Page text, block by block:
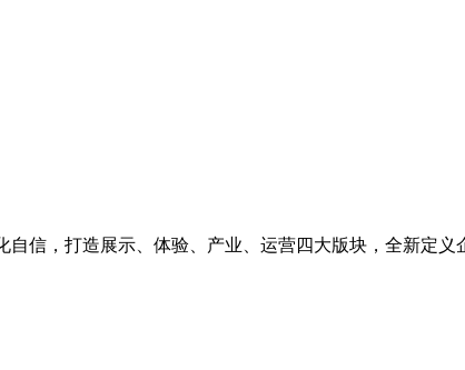
信，打造展示、体验、产业、运营四大版块，全新定义